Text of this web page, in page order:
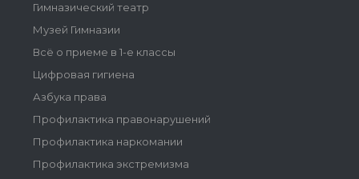
Гимназический театр
Музей Гимназии
Всё о приеме в 1-е классы
Цифровая гигиена
Азбука права
Профилактика правонарушений
Профилактика наркомании
Профилактика экстремизма